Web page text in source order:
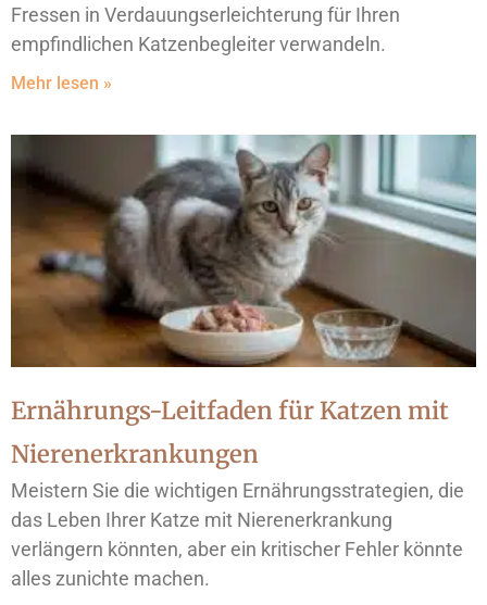
Fressen in Verdauungserleichterung für Ihren
empfindlichen Katzenbegleiter verwandeln.
Mehr lesen »
Ernährungs-Leitfaden für Katzen mit
Nierenerkrankungen
Meistern Sie die wichtigen Ernährungsstrategien, die
das Leben Ihrer Katze mit Nierenerkrankung
verlängern könnten, aber ein kritischer Fehler könnte
alles zunichte machen.